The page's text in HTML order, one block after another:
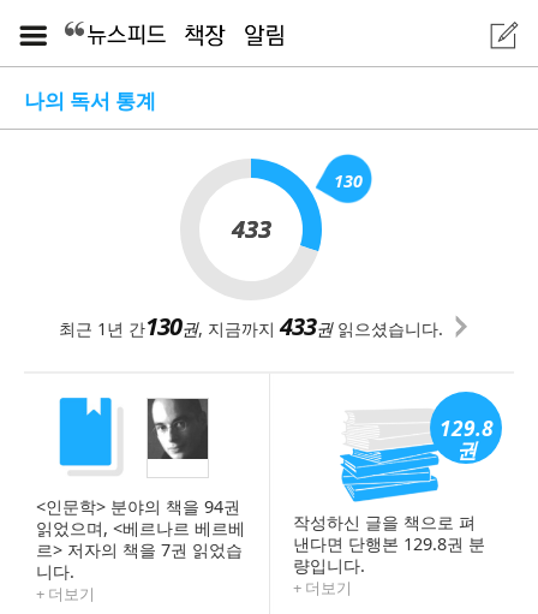
나의 독서 통계
130
433
433
최근 1년 간130권, 지금까지433권읽으셨습니다.
<인문학> 분야의 책을 94권
읽었으며, <베르나르 베르베
르> 저자의 책을 7권 읽었습
니다.
+ 더보기
129.8
권
작성하신 글을 책으로 펴
낸다면 단행본 129.8권 분
량입니다.
+ 더보기